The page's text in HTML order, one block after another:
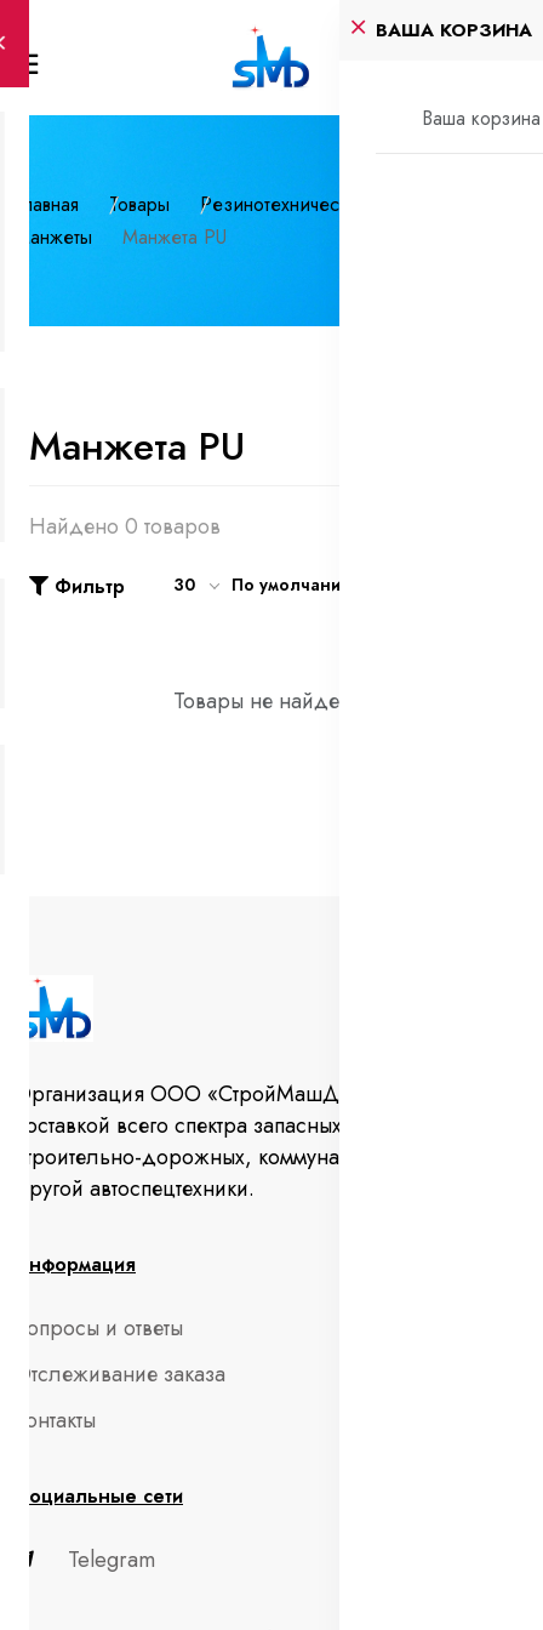
ВАША КОРЗИНА
Ваша корзина
Главная Товары
Резинотехнические изделия
Манжеты
Манжета PU
Манжета PU
Найдено 0 товаров
Фильтр 30 По умолчанию
Товары не найдены!
Организация ООО «СтройМашДеталь» занимается
поставкой всего спектра запасных частей для
строительно-дорожных, коммунальных машин и
другой автоспецтехники.
Информация
Вопросы и ответы
Отслеживание заказа
Контакты
Социальные сети
Telegram